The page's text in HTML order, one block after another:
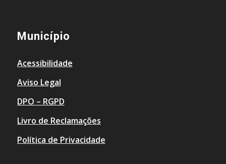
Município
Acessibilidade
Aviso Legal
DPO – RGPD
Livro de Reclamações
Política de Privacidade